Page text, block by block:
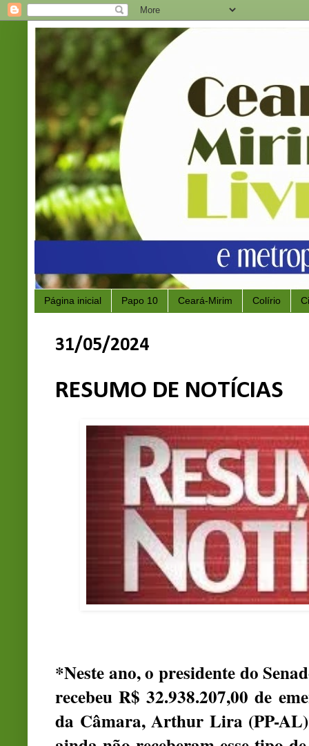
Página inicial Papo 10 Ceará-Mirim Colírio
31/05/2024
RESUMO DE NOTÍCIAS
*Neste ano, o presidente do
recebeu R$ 32.938.207,00 de
da Câmara, Arthur Lira (PP-